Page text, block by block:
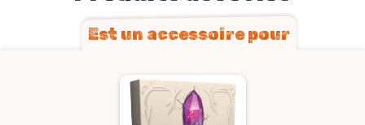
Est un accessoire pour